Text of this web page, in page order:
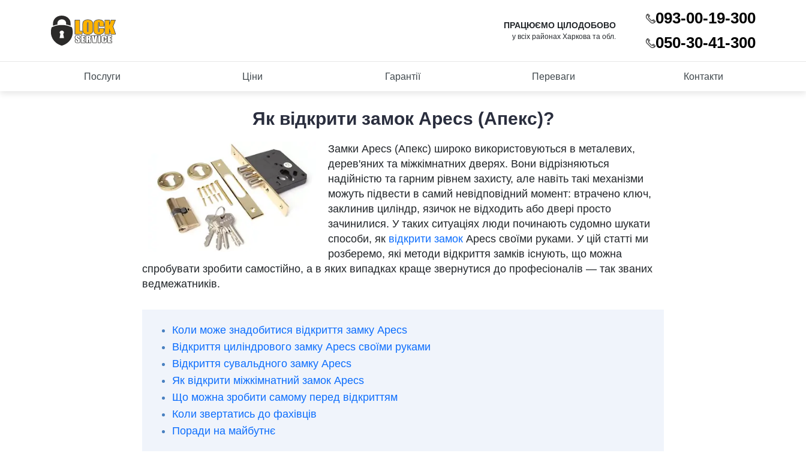
ПРАЦЮЄМО ЦІЛОДОБОВО
у всіх районах Харкова та обл.
093-00-19-300
050-30-41-300
Послуги Ціни Гарантії Переваги Контакти
Як відкрити замок Apecs (Апекс)?
Замки Apecs (Апекс) широко використовуються в металевих,
дерев'яних та міжкімнатних дверях. Вони відрізняються
надійністю та гарним рівнем захисту, але навіть такі механізми
можуть підвести в самий невідповідний момент: втрачено ключ,
заклинив циліндр, язичок не відходить або двері просто
зачинилися. У таких ситуаціях люди починають судомно шукати
способи, як відкрити замок Apecs своїми руками. У цій статті ми
розберемо, які методи відкриття замків існують, що можна
спробувати зробити самостійно, а в яких випадках краще звернутися до професіоналів — так званих
ведмежатників.
Коли може знадобитися відкриття замку Apecs
Відкриття циліндрового замку Apecs своїми руками
Відкриття сувальдного замку Apecs
Як відкрити міжкімнатний замок Apecs
Що можна зробити самому перед відкриттям
Коли звертатись до фахівців
Поради на майбутнє